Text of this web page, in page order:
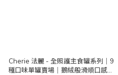
Cherie 法麗 - 全照護主食罐系列｜9
種口味單罐賣場｜鵝絨般滑順口感｜